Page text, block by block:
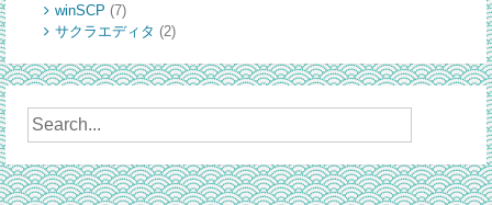
winSCP (7)
サクラエディタ (2)